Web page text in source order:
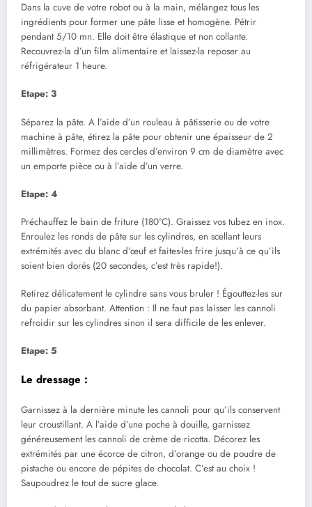
Dans la cuve de votre robot ou à la main, mélangez tous les
ingrédients pour former une pâte lisse et homogène. Pétrir
pendant 5/10 mn. Elle doit être élastique et non collante.
Recouvrez-la d’un film alimentaire et laissez-la reposer au
réfrigérateur 1 heure.
Etape: 3
Séparez la pâte. A l’aide d’un rouleau à pâtisserie ou de votre
machine à pâte, étirez la pâte pour obtenir une épaisseur de 2
millimètres. Formez des cercles d’environ 9 cm de diamètre avec
un emporte pièce ou à l’aide d’un verre.
Etape: 4
Préchauffez le bain de friture (180°C). Graissez vos tubez en inox.
Enroulez les ronds de pâte sur les cylindres, en scellant leurs
extrémités avec du blanc d’œuf et faites-les frire jusqu’à ce qu’ils
soient bien dorés (20 secondes, c’est très rapide!).
Retirez délicatement le cylindre sans vous bruler ! Égouttez-les sur
du papier absorbant. Attention : Il ne faut pas laisser les cannoli
refroidir sur les cylindres sinon il sera difficile de les enlever.
Etape: 5
Le dressage :
Garnissez à la dernière minute les cannoli pour qu’ils conservent
leur croustillant. A l’aide d’une poche à douille, garnissez
généreusement les cannoli de crème de ricotta. Décorez les
extrémités par une écorce de citron, d’orange ou de poudre de
pistache ou encore de pépites de chocolat. C’est au choix !
Saupoudrez le tout de sucre glace.